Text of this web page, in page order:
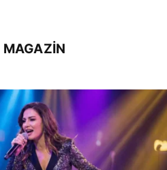
MAGAZIN